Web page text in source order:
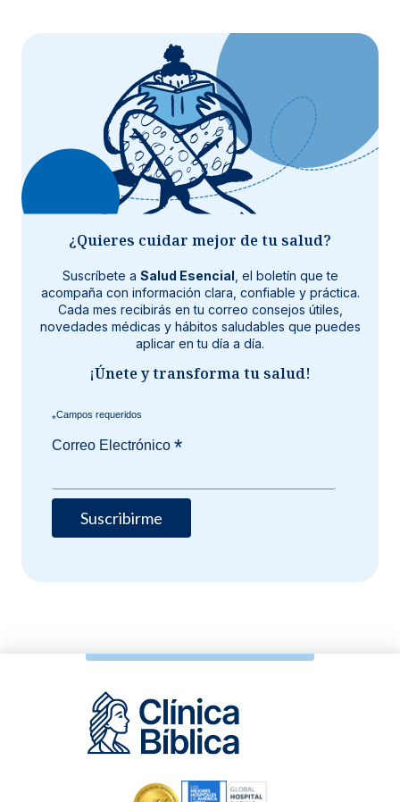
¿Quieres cuidar mejor de tu salud?
Suscríbete a Salud Esencial, el boletín que te
acompaña con información clara, confiable y práctica.
Cada mes recibirás en tu correo consejos útiles,
novedades médicas y hábitos saludables que puedes
aplicar en tu día a día.
¡Únete y transforma tu salud!
*
Correo Electrónico*